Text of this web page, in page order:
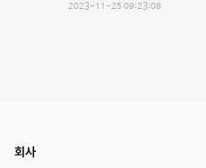
2023-11-25 09:23:08
회사